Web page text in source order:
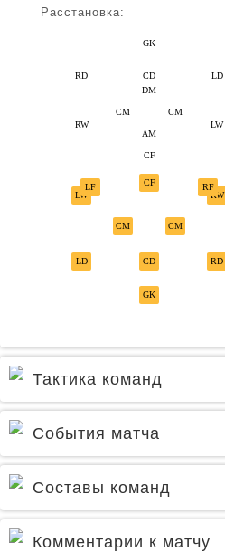
Расстановка:
GK
LD
RW
CD
RD
CM
CM
LW
DM
AM
CF
GK
LD CD RD
CM
RW
CM
LW
CF RF
LF
Тактика команд
События матча
Составы команд
Комментарии к матчу